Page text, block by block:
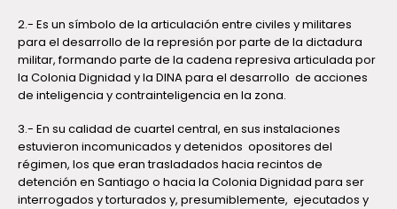
2.- Es un símbolo de la articulación entre civiles y militares
para el desarrollo de la represión por parte de la dictadura
militar, formando parte de la cadena represiva articulada por
la Colonia Dignidad y la DINA para el desarrollo de acciones
de inteligencia y contrainteligencia en la zona.
3.- En su calidad de cuartel central, en sus instalaciones
estuvieron incomunicados y detenidos opositores del
régimen, los que eran trasladados hacia recintos de
detención en Santiago o hacia la Colonia Dignidad para ser
interrogados y torturados y, presumiblemente, ejecutados y